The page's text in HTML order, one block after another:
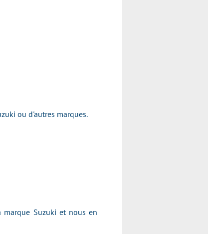
ou d'autres marques.
marque Suzuki et nous en